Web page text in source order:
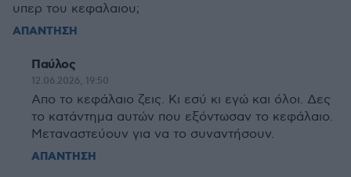
υπερ του κεφαλαιου;
ΑΠΑΝΤΗΣΗ
Παύλος
12.06.2026, 19:50
Απο το κεφάλαιο ζεις. Κι εσύ κι εγώ και όλοι. Δες
το κατάντημα αυτών που εξόντωσαν το κεφάλαιο.
Μεταναστεύουν για να το συναντήσουν.
ΑΠΑΝΤΗΣΗ